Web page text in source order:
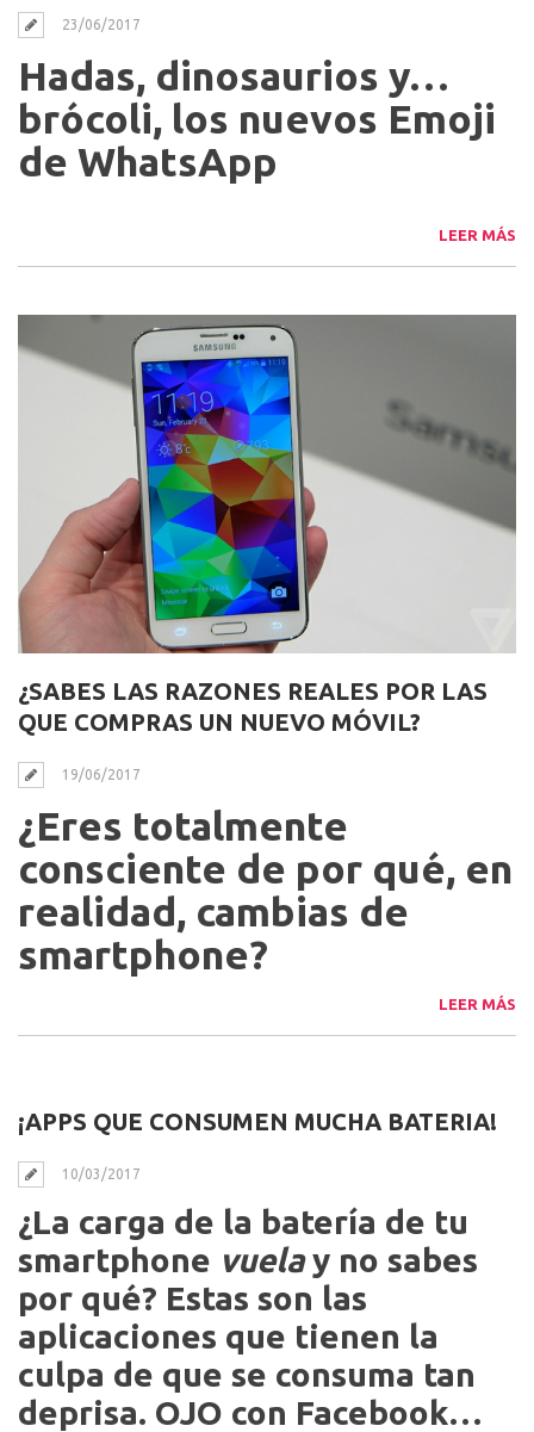
23/06/2017
Hadas, dinosaurios y…
brócoli, los nuevos Emoji
de WhatsApp
LEER MÁS
¿SABES LAS RAZONES REALES POR LAS
QUE COMPRAS UN NUEVO MÓVIL?
19/06/2017
¿Eres totalmente
consciente de por qué, en
realidad, cambias de
smartphone?
LEER MÁS
¡APPS QUE CONSUMEN MUCHA BATERIA!
10/03/2017
¿La carga de la batería de tu
smartphone vuelay no sabes
por qué? Estas son las
aplicaciones que tienen la
culpa de que se consuma tan
deprisa. OJO con Facebook…